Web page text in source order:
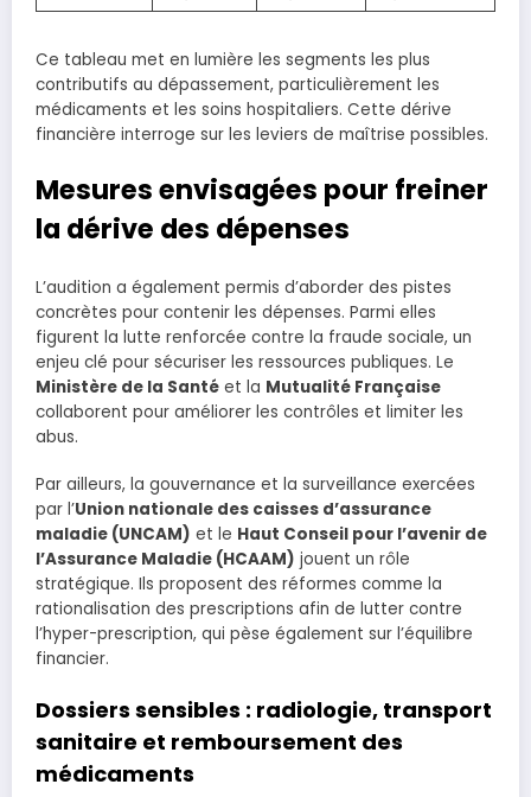
Ce tableau met en lumière les segments les plus
contributifs au dépassement, particulièrement les
médicaments et les soins hospitaliers. Cette dérive
financière interroge sur les leviers de maîtrise possibles.
Mesures envisagées pour freiner
la dérive des dépenses
L’audition a également permis d’aborder des pistes
concrètes pour contenir les dépenses. Parmi elles
figurent la lutte renforcée contre la fraude sociale, un
enjeu clé pour sécuriser les ressources publiques. Le
Ministère de la Santé et la Mutualité Française
collaborent pour améliorer les contrôles et limiter les
abus.
Par ailleurs, la gouvernance et la surveillance exercées
par l’Union nationale des caisses d’assurance
maladie (UNCAM) et le Haut Conseil pour l’avenir de
l’Assurance Maladie (HCAAM) jouent un rôle
stratégique. Ils proposent des réformes comme la
rationalisation des prescriptions afin de lutter contre
l’hyper-prescription, qui pèse également sur l’équilibre
financier.
Dossiers sensibles : radiologie, transport
sanitaire et remboursement des
médicaments